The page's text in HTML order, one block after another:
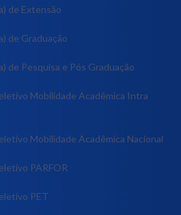
de Extensão
de Graduação
de Pesquisa e Pós Graduação
Mobilidade Acadêmica Intra
Mobilidade Acadêmica Nacional
PARFOR
PET